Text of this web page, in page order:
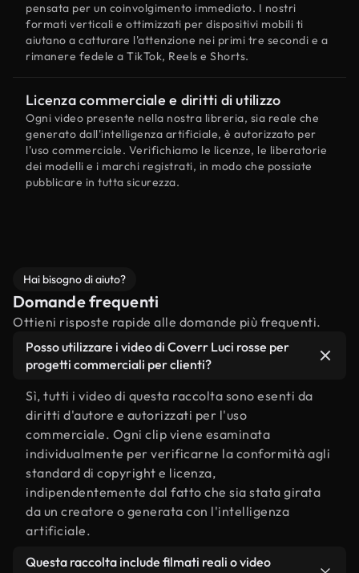
pensata per un coinvolgimento immediato. I nostri
formati verticali e ottimizzati per dispositivi mobili ti
aiutano a catturare l'attenzione nei primi tre secondi e a
rimanere fedele a TikTok, Reels e Shorts.
Licenza commerciale e diritti di utilizzo
Ogni video presente nella nostra libreria, sia reale che
generato dall'intelligenza artificiale, è autorizzato per
l'uso commerciale. Verifichiamo le licenze, le liberatorie
dei modelli e i marchi registrati, in modo che possiate
pubblicare in tutta sicurezza.
Hai bisogno di aiuto?
Domande frequenti
Ottieni risposte rapide alle domande più frequenti.
Posso utilizzare i video di Coverr Luci rosse per
progetti commerciali per clienti?
Sì, tutti i video di questa raccolta sono esenti da
diritti d'autore e autorizzati per l'uso
commerciale. Ogni clip viene esaminata
individualmente per verificarne la conformità agli
standard di copyright e licenza,
indipendentemente dal fatto che sia stata girata
da un creatore o generata con l'intelligenza
artificiale.
Questa raccolta include filmati reali o video